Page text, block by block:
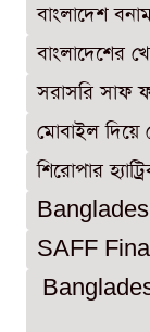
বাংলাদেশ
বাংলাদেশের
সরাসরি সাফ
মোবাইল দিয়ে
শিরোপার
SAFF